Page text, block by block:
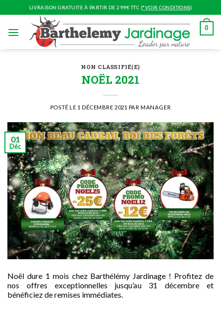
to
LIVRAISON GRATUITE À PARTIR DE 299€ TTC (*VOIR CONDITIONS)
0
NON CLASSIFIÉ(E)
NOËL 2021
POSTÉ LE 1 DÉCEMBRE 2021 PARMANAGER
01
Déc
Noël dure 1 mois chez Barthélémy Jardinage ! Profitez de
nos offres exceptionnelles jusqu’au 31 décembre et
bénéficiez de remises immédiates.